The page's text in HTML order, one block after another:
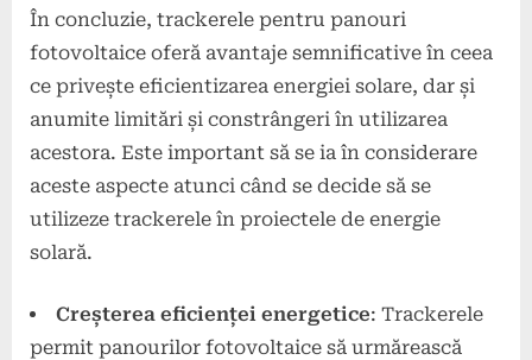
În concluzie, trackerele pentru panouri
fotovoltaice oferă avantaje semnificative în ceea
ce privește eficientizarea energiei solare, dar și
anumite limitări și constrângeri în utilizarea
acestora. Este important să se ia în considerare
aceste aspecte atunci când se decide să se
utilizeze trackerele în proiectele de energie
solară.
Creșterea eficienței energetice: Trackerele
permit panourilor fotovoltaice să urmărească